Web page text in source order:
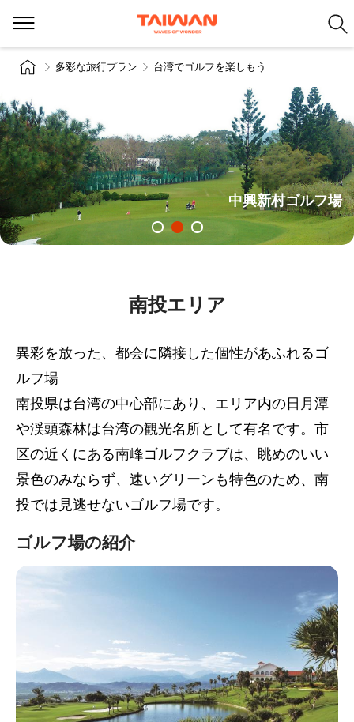
多彩な旅行プラン 台湾でゴルフを楽しもう
中興新村ゴルフ場
南投エリア
異彩を放った、都会に隣接した個性があふれるゴ
ルフ場
南投県は台湾の中心部にあり、エリア内の日月潭
や渓頭森林は台湾の観光名所として有名です。市
区の近くにある南峰ゴルフクラブは、眺めのいい
景色のみならず、速いグリーンも特色のため、南
投では見逃せないゴルフ場です。
ゴルフ場の紹介